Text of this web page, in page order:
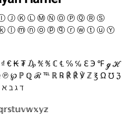
Ⓙ Ⓚ Ⓛ Ⓜ Ⓝ Ⓞ Ⓟ Ⓠ Ⓡ Ⓢ
ⓛ ⓜ ⓝ ⓞ ⓟ ⓠ ⓡ ⓦ ⓣ ⓤ Ⓨ
€ ₭ ₮ ₯ ℀ ℁ ℂ ℄ ℅ ℆ ℇ ℈ ℉ ℊ ℋ
℘ ℙ ℚ ℛ ℡ ℝ ℞ ℟ ℟ ℣ ℤ ℥ Ω ℧ ℨ
ℶ ℷ ℸ